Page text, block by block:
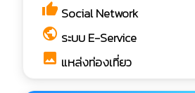
thumb_up Social Network
public ระบบ E-Service
image แหล่งท่องเที่ยว